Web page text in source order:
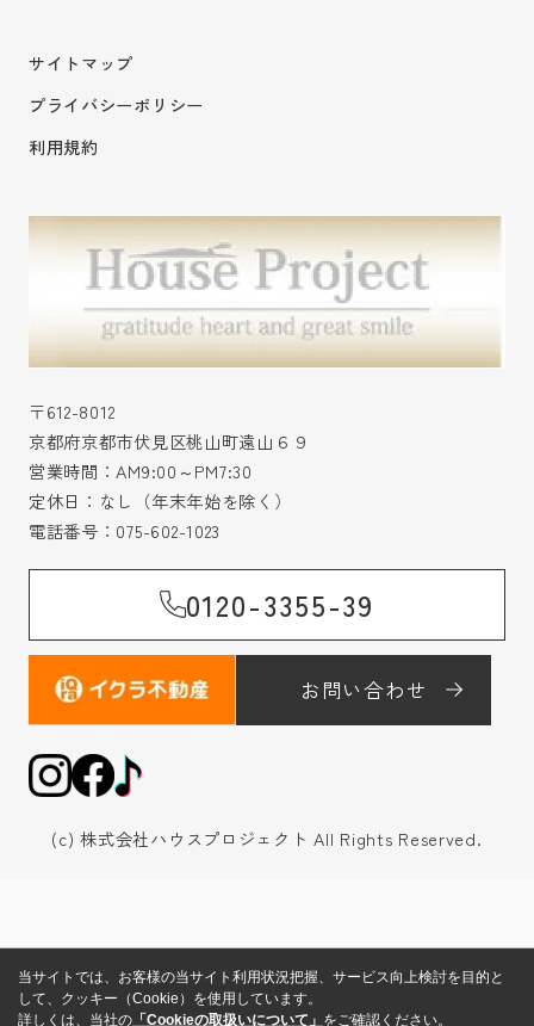
サイトマップ
プライバシーポリシー
利用規約
〒612-8012
京都府京都市伏見区桃山町遠山６９
営業時間：AM9:00～PM7:30
定休日：なし（年末年始を除く）
電話番号： 075-602-1023
0120-3355-39
お問い合わせ
(c) 株式会社ハウスプロジェクト All Rights Reserved.
当サイトでは、お客様の当サイト利用状況把握、サービス向上検討を目的と
して、クッキー（Cookie）を使用しています。
詳しくは、当社の 「Cookieの取扱いについて」 をご確認ください。